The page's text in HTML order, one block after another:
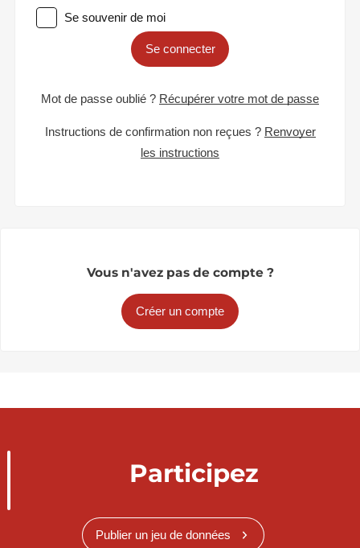
Se souvenir de moi
Se connecter
Mot de passe oublié ? Récupérer votre mot de passe
Instructions de confirmation non reçues ? Renvoyer
les instructions
Vous n'avez pas de compte ?
Créer un compte
Participez
Publier un jeu de données